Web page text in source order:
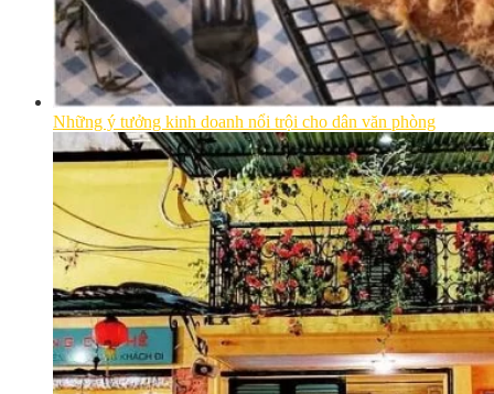
Những ý tưởng kinh doanh nổi trội cho dân văn phòng